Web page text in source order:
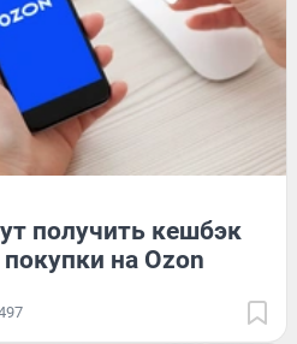
получить кешбэк
на Ozon